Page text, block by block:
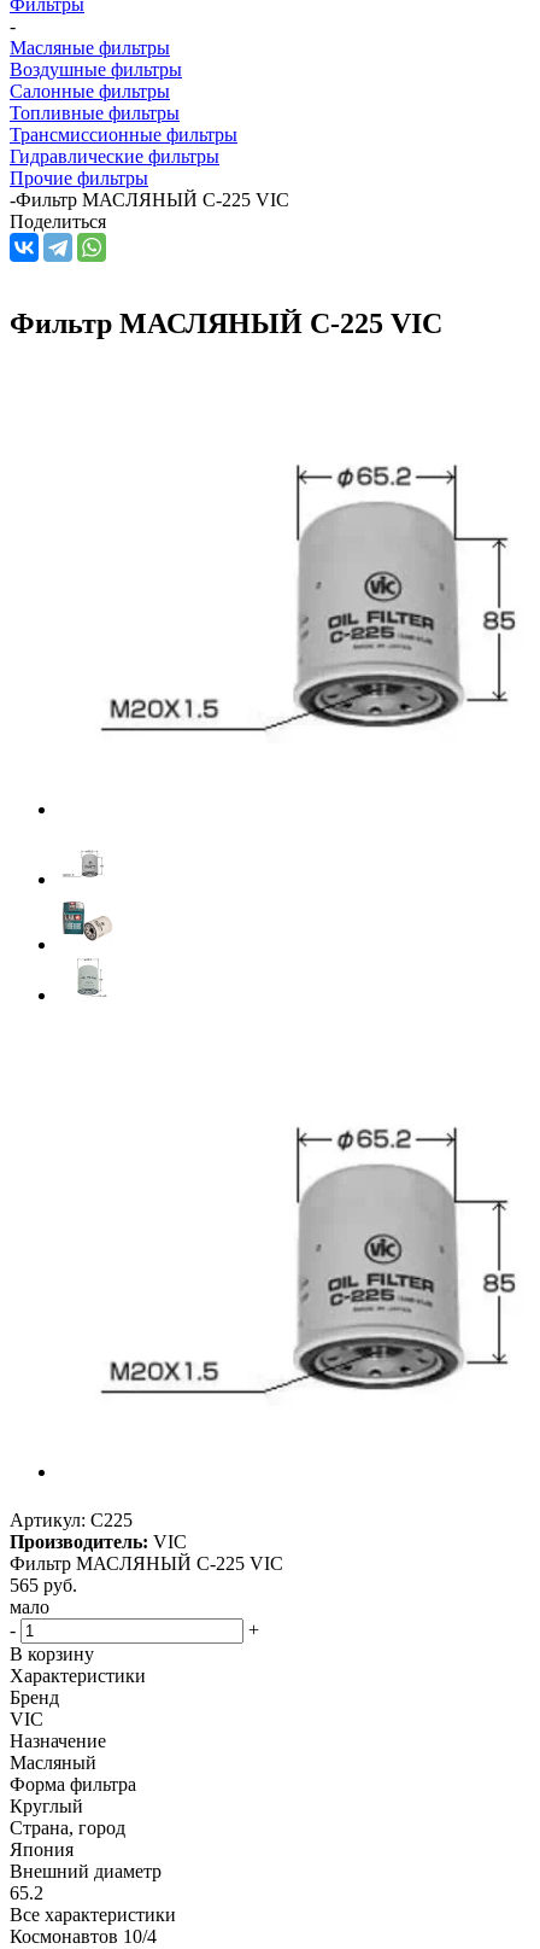
-
Масляные фильтры
Воздушные фильтры
Салонные фильтры
Топливные фильтры
Трансмиссионные фильтры
Гидравлические фильтры
Прочие фильтры
-Фильтр МАСЛЯНЫЙ С-225 VIC
Поделиться
Фильтр МАСЛЯНЫЙ С-225 VIC
Артикул: C225
Производитель: VIC
Фильтр МАСЛЯНЫЙ С-225 VIC
565 руб.
мало
-
+
В корзину
Характеристики
Бренд
VIC
Назначение
Масляный
Форма фильтра
Круглый
Страна, город
Япония
Внешний диаметр
65.2
Все характеристики
Космонавтов 10/4